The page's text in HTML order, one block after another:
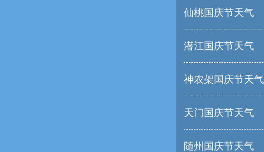
仙桃国庆节天气
潜江国庆节天气
神农架国庆节天气
天门国庆节天气
随州国庆节天气